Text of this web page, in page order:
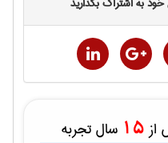
از 15 سال تجربه